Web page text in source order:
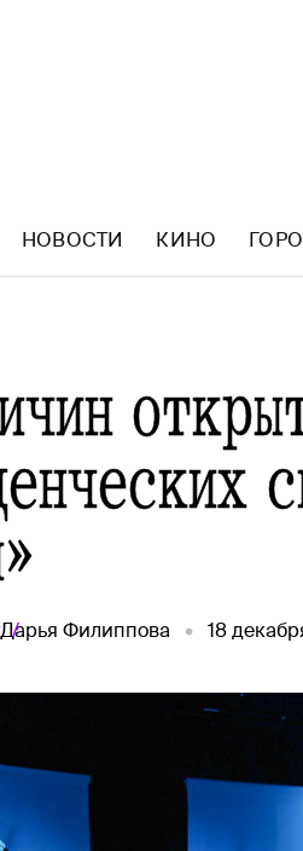
НОВОСТИ КИНО
Дарья Филиппова 18